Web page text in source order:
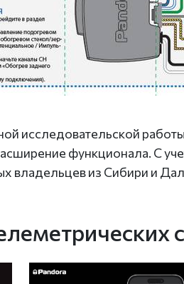
исследовательской
функционала. С
владельцев из Сибири и